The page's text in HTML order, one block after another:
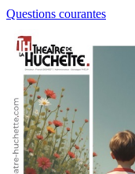
Questions courantes